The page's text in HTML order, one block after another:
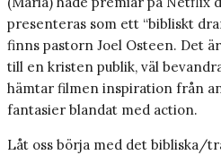
presenteras som ett “bibliskt
finns pastorn Joel Osteen. Det
till en kristen publik, väl
hämtar filmen inspiration från
fantasier blandat med action.
Låt oss börja med det bibliska/